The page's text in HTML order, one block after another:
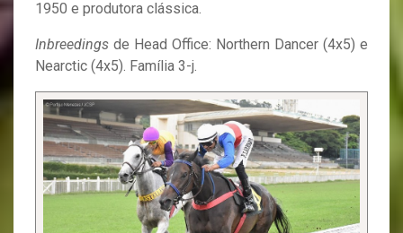
1950 e produtora clássica.
Inbreedings de Head Office: Northern Dancer (4x5) e
Nearctic (4x5). Família 3-j.